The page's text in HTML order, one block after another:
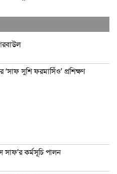
‘সাফ সুশি ফরমাসিঁও’ প্রশিক্ষণ
সাফ’র কর্মসূচি পালন